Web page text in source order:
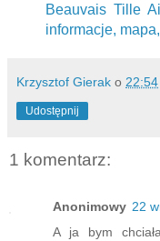
Beauvais Tille
informacje,
Krzysztof Gierak o 22:54
Udostępnij
1 komentarz:
Anonimowy 22
A ja bym